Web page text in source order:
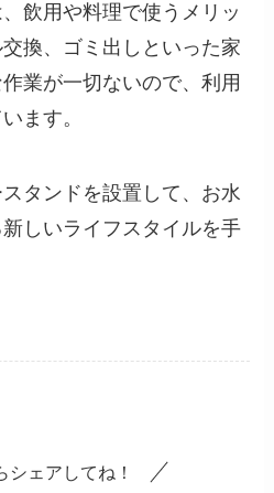
飲用や料理で使うメリッ
換、ゴミ出しといった家
業が一切ないので、利用
ます。
タンドを設置して、お水
しいライフスタイルを手
シェアしてね！